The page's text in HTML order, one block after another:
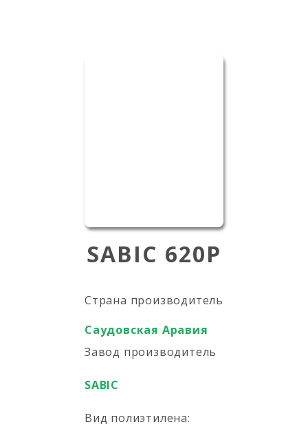
SABIC 620P
Страна производитель
Саудовская Аравия
Завод производитель
SABIC
Вид полиэтилена: